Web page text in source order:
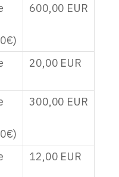
600,00 EUR
20,00 EUR
300,00 EUR
12,00 EUR